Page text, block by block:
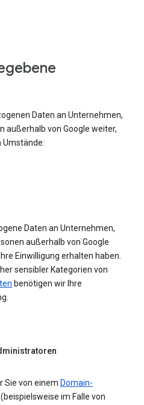
Daten an Unternehmen,
außerhalb von Google weiter,
Umstände:
Daten an Unternehmen,
außerhalb von Google
Einwilligung erhalten haben.
sensibler Kategorien von
benötigen wir Ihre
Sie von einem Domain-
im Falle von